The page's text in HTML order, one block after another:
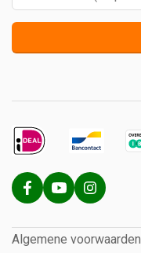
Algemene voorwaarden